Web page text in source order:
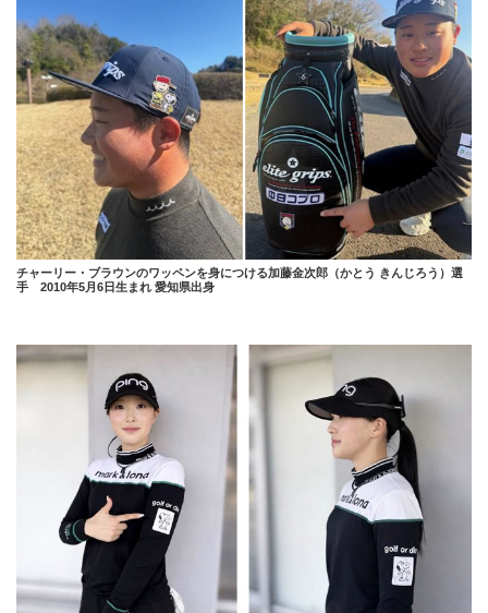
チャーリー・ブラウンのワッペンを身につける加藤金次郎（かとう きんじろう）選
手 2010年5月6日生まれ 愛知県出身